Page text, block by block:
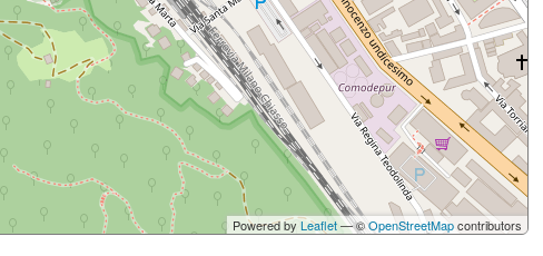
Powered byLeaflet— ©OpenStreetMapcontributors